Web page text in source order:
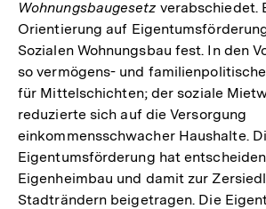
Wohnungsbaugesetz verabschiedet.
Orientierung auf
Sozialen Wohnungsbau fest. In den
so vermögens- und
für Mittelschichten; der soziale
reduzierte sich auf die Versorgung
einkommensschwacher Haushalte.
Eigentumsförderung hat
Eigenheimbau und damit zur
Stadträndern beigetragen. Die